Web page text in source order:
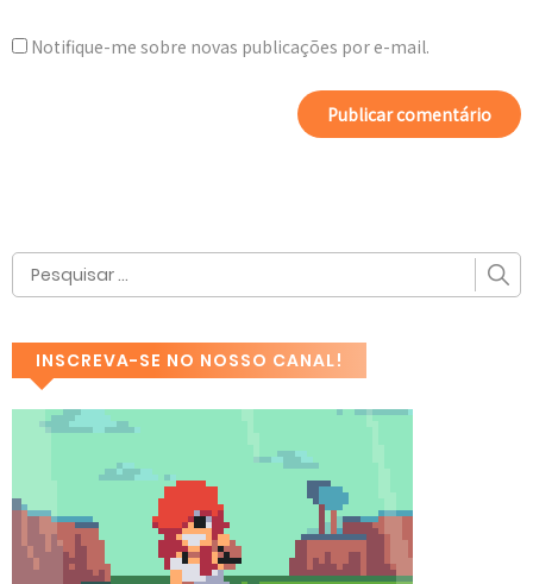
Notifique-me sobre novas publicações por e-mail.
INSCREVA-SE NO NOSSO CANAL!